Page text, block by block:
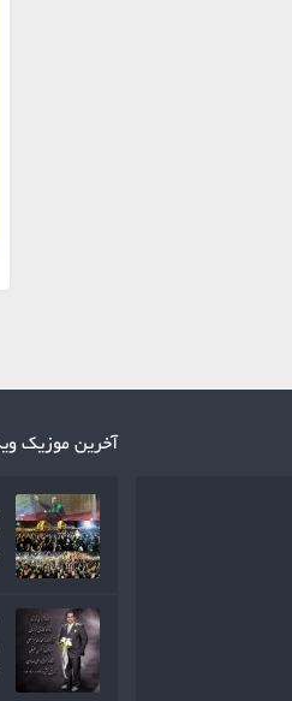
آخرین موزیک